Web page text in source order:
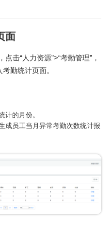
面
击“人力资源”>“考勤管理”，
勤统计页面。
计的月份。
成员工当月异常考勤次数统计报